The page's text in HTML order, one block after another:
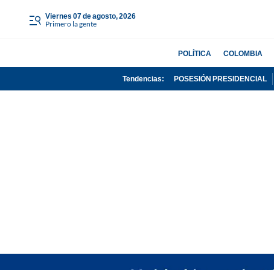
viernes 07 de agosto, 2026
Primero la gente
POLÍTICA COLOMBIA
Tendencias: POSESIÓN PRESIDENCIAL